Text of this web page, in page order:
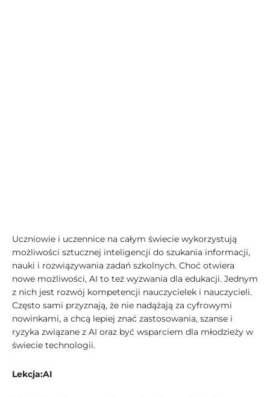
Uczniowie i uczennice na całym świecie wykorzystują
możliwości sztucznej inteligencji do szukania informacji,
nauki i rozwiązywania zadań szkolnych. Choć otwiera
nowe możliwości, AI to też wyzwania dla edukacji. Jednym
z nich jest rozwój kompetencji nauczycielek i nauczycieli.
Często sami przyznają, że nie nadążają za cyfrowymi
nowinkami, a chcą lepiej znać zastosowania, szanse i
ryzyka związane z AI oraz być wsparciem dla młodzieży w
świecie technologii.
Lekcja:AI